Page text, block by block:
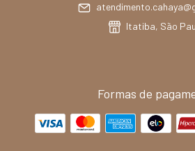
Itatiba, São
Formas de